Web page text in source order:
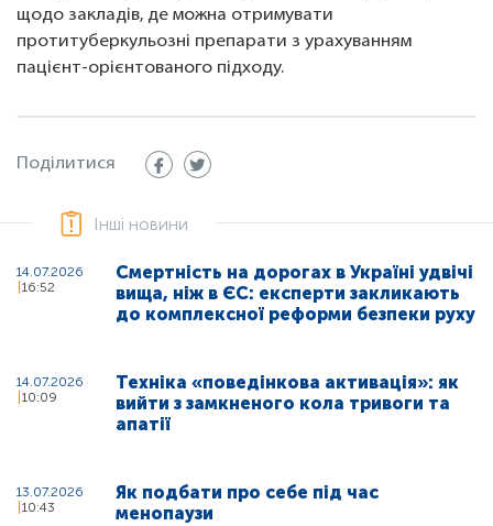
щодо закладів, де можна отримувати
протитуберкульозні препарати з урахуванням
пацієнт-орієнтованого підходу.
Поділитися
Інші новини
14.07.2026
16:52
Смертність на дорогах в Україні удвічі
вища, ніж в ЄС: експерти закликають
до комплексної реформи безпеки руху
14.07.2026
10:09
Техніка «поведінкова активація»: як
вийти з замкненого кола тривоги та
апатії
13.07.2026
10:43
Як подбати про себе під час
менопаузи